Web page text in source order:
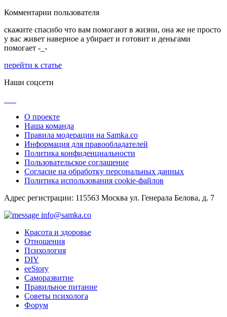
Комментарии пользователя
скажите спасибо что вам помогают в жизни, она же не просто
у вас живет наверное а убирает и готовит и деньгами
помогает -_-
перейти к статье
Наши соцсети
О проекте
Наша команда
Правила модерации на Samka.co
Информация для правообладателей
Политика конфиденциальности
Пользовательское соглашение
Согласие на обработку персональных данных
Политика использования cookie-файлов
Адрес регистрации: 115563 Москва ул. Генерала Белова, д. 7
info@samka.co
Красота и здоровье
Отношения
Психология
DIY
ееStory
Саморазвитие
Правильное питание
Советы психолога
Форум